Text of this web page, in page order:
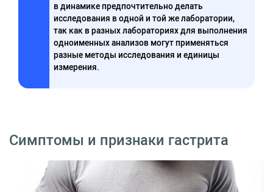
в динамике предпочтительно делать
исследования в одной и той же лаборатории,
так как в разных лабораториях для выполнения
одноименных анализов могут применяться
разные методы исследования и единицы
измерения.
Симптомы и признаки гастрита